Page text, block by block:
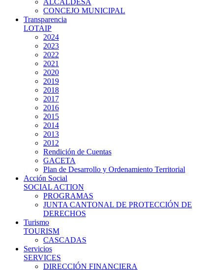
CONCEJO MUNICIPAL
Transparencia
LOTAIP
2024
2023
2022
2021
2020
2019
2018
2017
2016
2015
2014
2013
2012
Rendición de Cuentas
GACETA
Plan de Desarrollo y Ordenamiento Territorial
Acción Social
SOCIAL ACTION
PROGRAMAS
JUNTA CANTONAL DE PROTECCIÓN DE
DERECHOS
Turismo
TOURISM
CASCADAS
Servicios
SERVICES
DIRECCIÓN FINANCIERA